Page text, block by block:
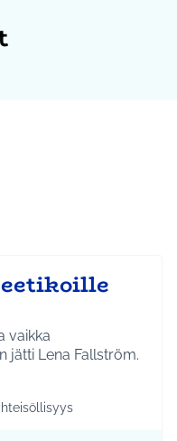
vaikka
jätti Lena Fallström.
Tuusula
mukaan: Hyvinvointi ja